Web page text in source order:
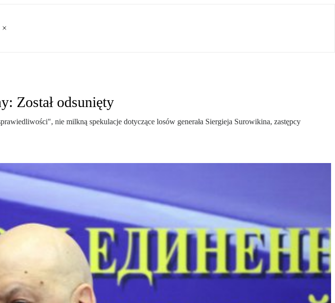
Został odsunięty
nie milkną spekulacje dotyczące losów generała Siergieja Surowikina, zastępcy